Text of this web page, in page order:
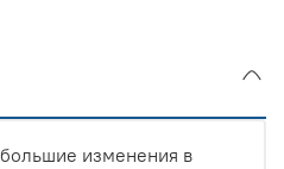
изменения в